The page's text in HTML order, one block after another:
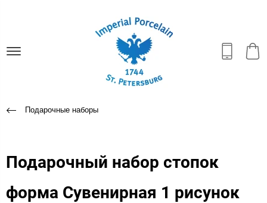
Подарочные наборы
Подарочный набор стопок
форма Сувенирная 1 рисунок